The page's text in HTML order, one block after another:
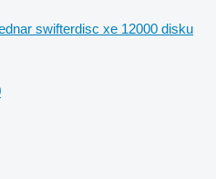
swifterdisc xe 12000 disku